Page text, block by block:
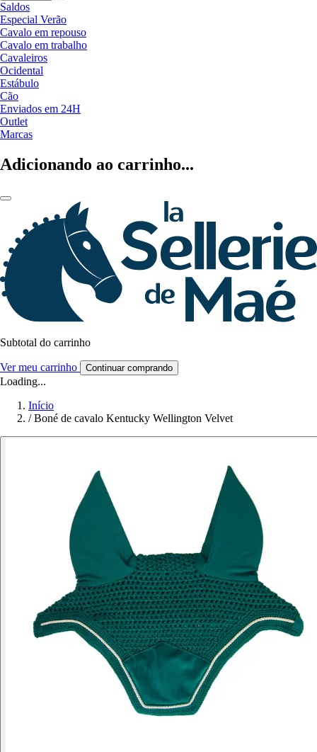
Saldos
Especial Verão
Cavalo em repouso
Cavalo em trabalho
Cavaleiros
Ocidental
Estábulo
Cão
Enviados em 24H
Outlet
Marcas
Adicionando ao carrinho...
Subtotal do carrinho
Ver meu carrinho Continuar comprando
Loading...
Início
/ Boné de cavalo Kentucky Wellington Velvet